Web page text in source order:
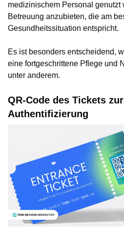
medizinischem Personal genutzt
Betreuung anzubieten, die am
Gesundheitssituation entspricht.
Es ist besonders entscheidend,
eine fortgeschrittene Pflege und
unter anderem.
QR-Code des Tickets
Authentifizierung